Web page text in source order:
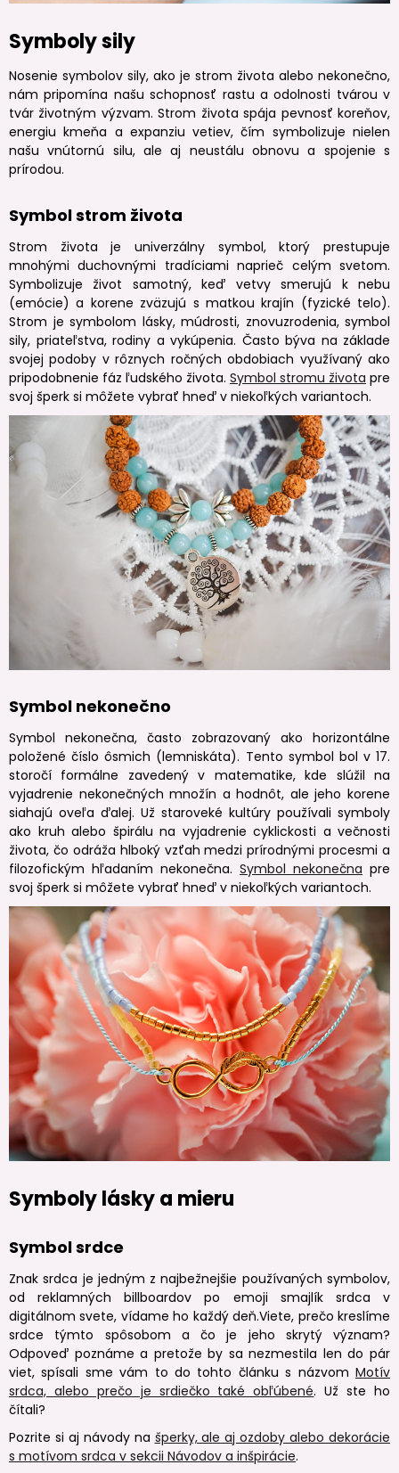
Symboly sily
Nosenie symbolov sily, ako je strom života alebo nekonečno,
nám pripomína našu schopnosť rastu a odolnosti tvárou v
tvár životným výzvam. Strom života spája pevnosť koreňov,
energiu kmeňa a expanziu vetiev, čím symbolizuje nielen
našu vnútornú silu, ale aj neustálu obnovu a spojenie s
prírodou.
Symbol strom života
Strom života je univerzálny symbol, ktorý prestupuje
mnohými duchovnými tradíciami naprieč celým svetom.
Symbolizuje život samotný, keď vetvy smerujú k nebu
(emócie) a korene zväzujú s matkou krajín (fyzické telo).
Strom je symbolom lásky, múdrosti, znovuzrodenia, symbol
sily, priateľstva, rodiny a vykúpenia. Často býva na základe
svojej podoby v rôznych ročných obdobiach využívaný ako
pripodobnenie fáz ľudského života. Symbol stromu života pre
svoj šperk si môžete vybrať hneď v niekoľkých variantoch.
Symbol nekonečno
Symbol nekonečna, často zobrazovaný ako horizontálne
položené číslo ôsmich (lemniskáta). Tento symbol bol v 17.
storočí formálne zavedený v matematike, kde slúžil na
vyjadrenie nekonečných množín a hodnôt, ale jeho korene
siahajú oveľa ďalej. Už staroveké kultúry používali symboly
ako kruh alebo špirálu na vyjadrenie cyklickosti a večnosti
života, čo odráža hlboký vzťah medzi prírodnými procesmi a
filozofickým hľadaním nekonečna. Symbol nekonečna pre
svoj šperk si môžete vybrať hneď v niekoľkých variantoch.
Symboly lásky a mieru
Symbol srdce
Znak srdca je jedným z najbežnejšie používaných symbolov,
od reklamných billboardov po emoji smajlík srdca v
digitálnom svete, vídame ho každý deň.Viete, prečo kreslíme
srdce týmto spôsobom a čo je jeho skrytý význam?
Odpoveď poznáme a pretože by sa nezmestila len do pár
viet, spísali sme vám to do tohto článku s názvom Motív
srdca, alebo prečo je srdiečko také obľúbené. Už ste ho
čítali?
Pozrite si aj návody na šperky, ale aj ozdoby alebo dekorácie
s motívom srdca v sekcii Návodov a inšpirácie.